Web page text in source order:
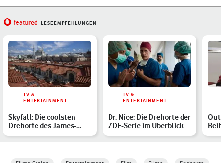
featured LESEEMPFEHLUNGEN
TV &
ENTERTAINMENT
Skyfall: Die coolsten
Drehorte des James-
Bond-Abenteuers im
TV &
ENTERTAINMENT
Dr. Nice: Die Drehorte der
ZDF-Serie im Überblick
im